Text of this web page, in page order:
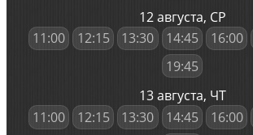
12 августа, СР
11:00
12:15 13:30 14:45 16:00
19:45
13 августа, ЧТ
11:00
12:15 13:30 14:45 16:00